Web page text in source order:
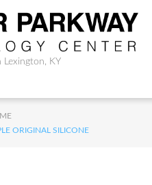
Lexington, KY
ORIGINAL SILICONE